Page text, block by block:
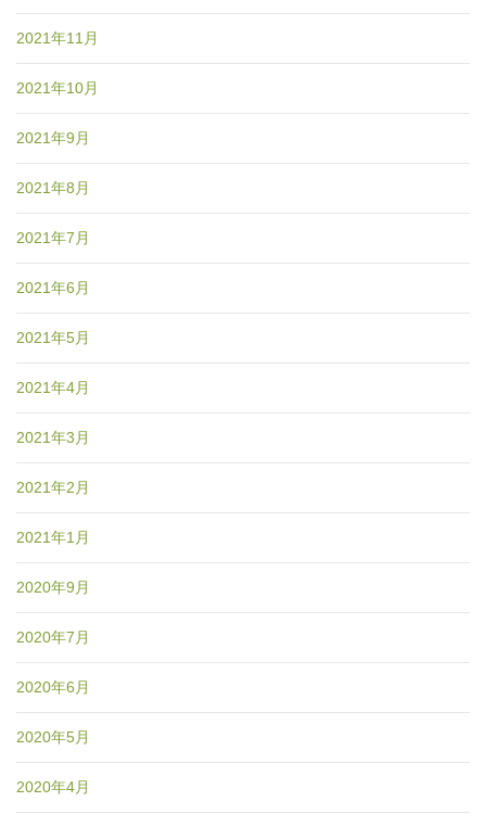
2021年11月
2021年10月
2021年9月
2021年8月
2021年7月
2021年6月
2021年5月
2021年4月
2021年3月
2021年2月
2021年1月
2020年9月
2020年7月
2020年6月
2020年5月
2020年4月